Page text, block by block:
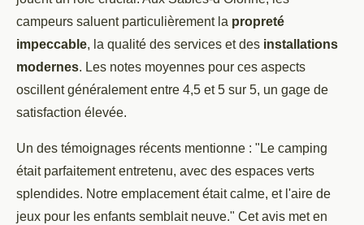
campeurs saluent particulièrement la propreté
impeccable, la qualité des services et des installations
modernes. Les notes moyennes pour ces aspects
oscillent généralement entre 4,5 et 5 sur 5, un gage de
satisfaction élevée.
Un des témoignages récents mentionne : "Le camping
était parfaitement entretenu, avec des espaces verts
splendides. Notre emplacement était calme, et l'aire de
jeux pour les enfants semblait neuve." Cet avis met en